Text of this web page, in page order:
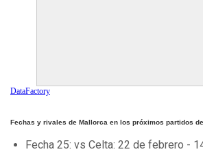
DataFactory
Fechas y rivales de Mallorca en los próximos partidos
Fecha 25: vs Celta: 22 de febrero -